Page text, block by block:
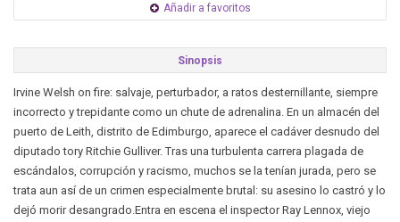
Añadir a favoritos
Sinopsis
Irvine Welsh on fire: salvaje, perturbador, a ratos desternillante, siempre
incorrecto y trepidante como un chute de adrenalina. En un almacén del
puerto de Leith, distrito de Edimburgo, aparece el cadáver desnudo del
diputado tory Ritchie Gulliver. Tras una turbulenta carrera plagada de
escándalos, corrupción y racismo, muchos se la tenían jurada, pero se
trata aun así de un crimen especialmente brutal: su asesino lo castró y lo
dejó morir desangrado.Entra en escena el inspector Ray Lennox, viejo